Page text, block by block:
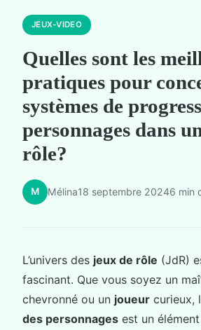
JEUX-VIDEO
Quelles sont les
pratiques pour
systèmes de
personnages dans
rôle?
M Mélina18 septembre 20246 min
L’univers des jeux de rôle (JdR)
fascinant. Que vous soyez un
chevronné ou un joueur curieux,
des personnages est un